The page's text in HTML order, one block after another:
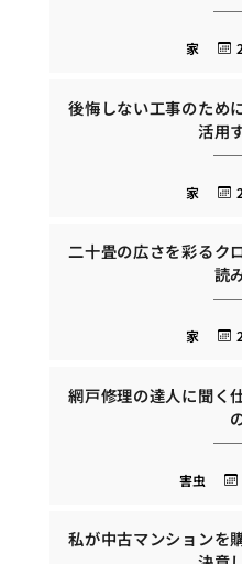
家
後悔しない工事のため
活用
家
二十畳の広さを彩るク
読
家
網戸修理の達人に聞く
害虫
私が中古マンションを